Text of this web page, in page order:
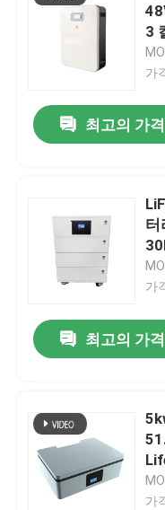
3
전
가
최고의 가격
터
가
최고의 가격
가